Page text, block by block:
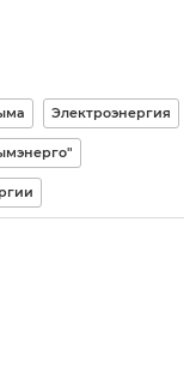
Электроэнергия